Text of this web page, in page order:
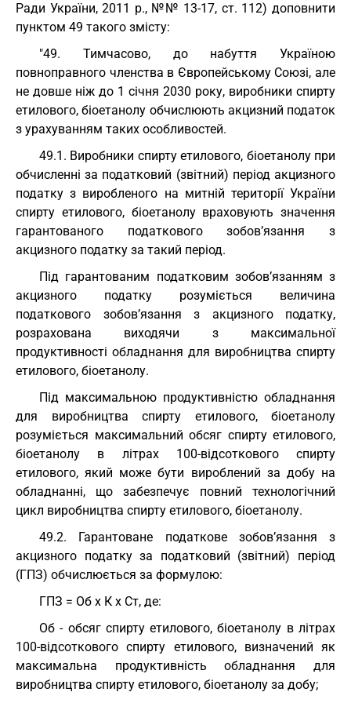
Ради України, 2011 р., №№ 13-17, ст. 112) доповнити
пунктом 49 такого змісту:
"49. Тимчасово, до набуття Україною
повноправного членства в Європейському Союзі, але
не довше ніж до 1 січня 2030 року, виробники спирту
етилового, біоетанолу обчислюють акцизний податок
з урахуванням таких особливостей.
49.1. Виробники спирту етилового, біоетанолу при
обчисленні за податковий (звітний) період акцизного
податку з виробленого на митній території України
спирту етилового, біоетанолу враховують значення
гарантованого податкового зобов’язання з
акцизного податку за такий період.
Під гарантованим податковим зобов’язанням з
акцизного податку розуміється величина
податкового зобов’язання з акцизного податку,
розрахована виходячи з максимальної
продуктивності обладнання для виробництва спирту
етилового, біоетанолу.
Під максимальною продуктивністю обладнання
для виробництва спирту етилового, біоетанолу
розуміється максимальний обсяг спирту етилового,
біоетанолу в літрах 100-відсоткового спирту
етилового, який може бути вироблений за добу на
обладнанні, що забезпечує повний технологічний
цикл виробництва спирту етилового, біоетанолу.
49.2. Гарантоване податкове зобов’язання з
акцизного податку за податковий (звітний) період
(ГПЗ) обчислюється за формулою:
ГПЗ = Об x К x Ст, де:
Об - обсяг спирту етилового, біоетанолу в літрах
100-відсоткового спирту етилового, визначений як
максимальна продуктивність обладнання для
виробництва спирту етилового, біоетанолу за добу;